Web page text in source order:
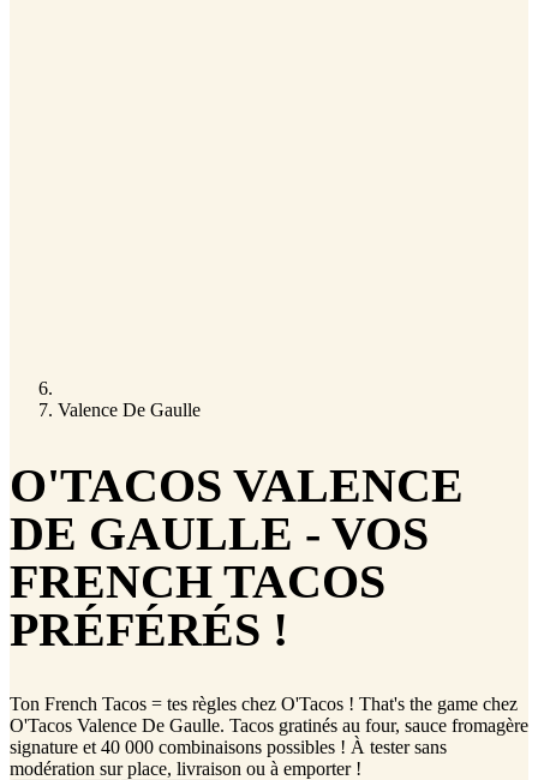
Valence De Gaulle
O'TACOS VALENCE
DE GAULLE - VOS
FRENCH TACOS
PRÉFÉRÉS !
Ton French Tacos = tes règles chez O'Tacos ! That's the game chez
O'Tacos Valence De Gaulle. Tacos gratinés au four, sauce fromagère
signature et 40 000 combinaisons possibles ! À tester sans
modération sur place, livraison ou à emporter !